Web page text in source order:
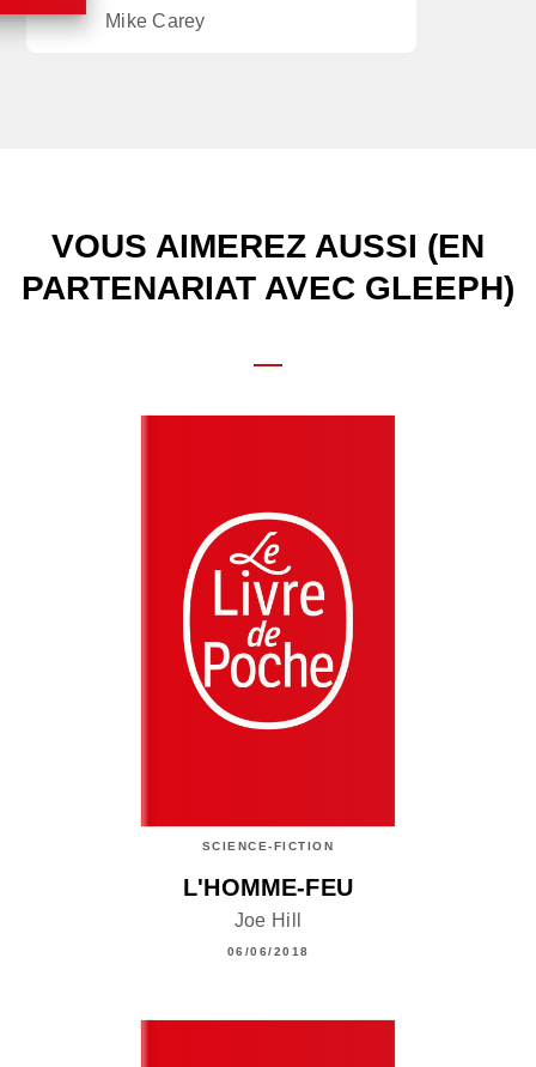
Mike Carey
VOUS AIMEREZ AUSSI (EN
PARTENARIAT AVEC GLEEPH)
SCIENCE-FICTION
L'HOMME-FEU
Joe Hill
06/06/2018